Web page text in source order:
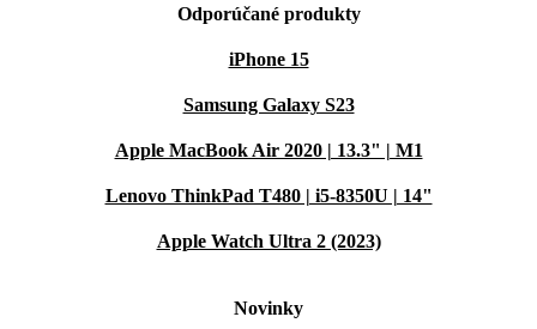
Odporúčané produkty
iPhone 15
Samsung Galaxy S23
Apple MacBook Air 2020 | 13.3" | M1
Lenovo ThinkPad T480 | i5-8350U | 14"
Apple Watch Ultra 2 (2023)
Novinky